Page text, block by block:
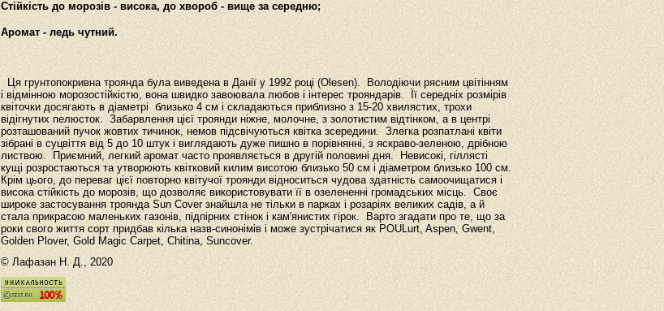
Стійкість до морозів - висока, до хвороб - вище за середню;
Аромат - ледь чутний.
Ця грунтопокривна троянда була виведена в Данії у 1992 році (Olesen). Володіючи рясним цвітінням
і відмінною морозостійкістю, вона швидко завоювала любов і інтерес трояндарів. Її середніх розмірів
квіточки досягають в діаметрі близько 4 см і складаються приблизно з 15-20 хвилястих, трохи
відігнутих пелюсток. Забарвлення цієї троянди ніжне, молочне, з золотистим відтінком, а в центрі
розташований пучок жовтих тичинок, немов підсвічуються квітка зсередини. Злегка розпатлані квіти
зібрані в суцвіття від 5 до 10 штук і виглядають дуже пишно в порівнянні, з яскраво-зеленою, дрібною
листвою. Приємний, легкий аромат часто проявляється в другій половині дня. Невисокі, гіллясті
кущі розростаються та утворюють квітковий килим висотою близько 50 см і діаметром близько 100 см.
Крім цього, до переваг цієї повторно квітучої троянди відноситься чудова здатність самоочищатися і
висока стійкість до морозів, що дозволяє використовувати її в озелененні громадських місць. Своє
широке застосування троянда Sun Cover знайшла не тільки в парках і розаріях великих садів, а й
стала прикрасою маленьких газонів, підпірних стінок і кам'янистих гірок. Варто згадати про те, що за
роки свого життя сорт придбав кілька назв-синонімів і може зустрічатися як POULurt, Aspen, Gwent,
Golden Plover, Gold Magic Carpet, Chitina, Suncover.
© Лафазан Н. Д., 2020